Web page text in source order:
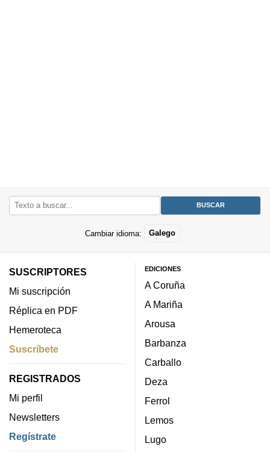
Cambiar idioma: Galego
SUSCRIPTORES
Mi suscripción
Réplica en PDF
Hemeroteca
Suscríbete
REGISTRADOS
Mi perfil
Newsletters
Regístrate
EDICIONES
A Coruña
A Mariña
Arousa
Barbanza
Carballo
Deza
Ferrol
Lemos
Lugo